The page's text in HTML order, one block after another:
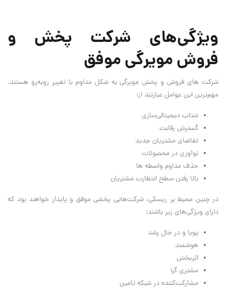
ویژگی‌های شرکت پخش و
فروش مویرگی موفق
شرکت های فروش و پخش مویرگی به شکل مداوم با تغییر روبه‌رو هستند.
مهم‌ترین این عوامل عبارتند از:
شتاب دیجیتالی‌سازی
گسترش رقابت
تقاضای مشتریان جدید
نوآوری در محصولات
حذف مداوم واسطه ها
بالا رفتن سطح انتظارت مشتریان
در چنین محیط پر ریسکی، شرکت‌هایی پخشی موفق و پایدار خواهند بود که
دارای ویژگی‌های زیر باشند:
پویا و در حال رشد
هوشمند
اثربخش
مشتری گرا
مشارکت‌کننده در شبکه تامین